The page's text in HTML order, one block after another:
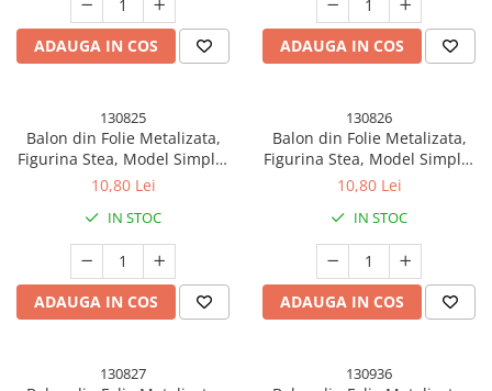
ADAUGA IN COS ADAUGA IN COS
130825
Balon din Folie Metalizata,
Figurina Stea, Model Simplu,
Tematica Aniversare, 40 cm,
Umflare cu Aer sau Heliu, Roz
10,80 Lei
IN STOC
ADAUGA IN COS
130826
Balon din Folie Metalizata,
Figurina Stea, Model Simplu,
Tematica Aniversare, 40 cm,
Umflare cu Aer sau Heliu,
Rosu
10,80 Lei
IN STOC
ADAUGA IN COS
130827 130936